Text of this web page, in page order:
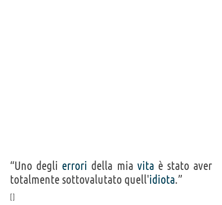
“Uno degli errori della mia vita è stato aver
totalmente sottovalutato quell'idiota.”